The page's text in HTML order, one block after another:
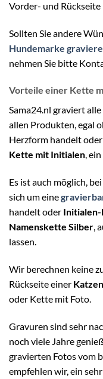
Vorder- und
Sollten Sie andere
Hundemarke
nehmen Sie bitte
Vorteile einer Kette
Sama24.nl graviert
allen Produkten, egal
Herzform handelt oder
Kette mit Initialen,
Es ist auch möglich,
sich um eine
handelt oder
Namenskette Silber,
lassen.
Wir berechnen keine
Rückseite einer
oder Kette mit Foto.
Gravuren sind sehr
noch viele Jahre
gravierten Fotos vom
empfehlen wir, ein